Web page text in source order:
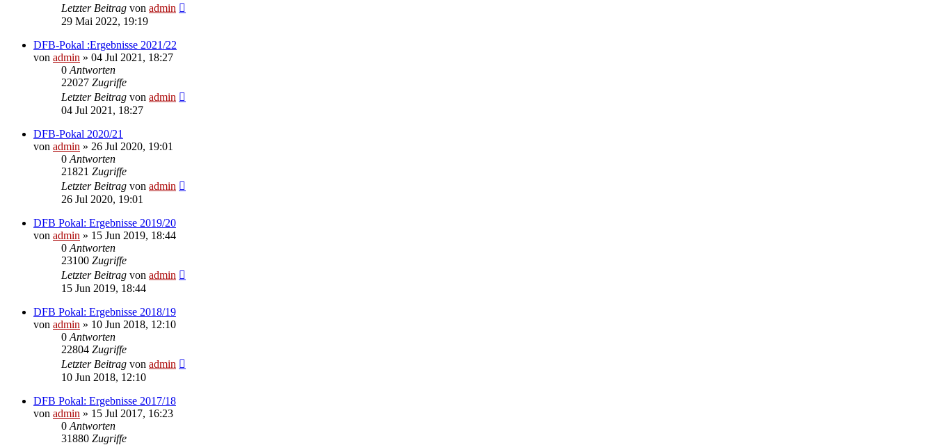
Letzter Beitrag von admin
29 Mai 2022, 19:19
DFB-Pokal :Ergebnisse 2021/22
von admin » 04 Jul 2021, 18:27
0 Antworten
22027 Zugriffe
Letzter Beitrag von admin
04 Jul 2021, 18:27
DFB-Pokal 2020/21
von admin » 26 Jul 2020, 19:01
0 Antworten
21821 Zugriffe
Letzter Beitrag von admin
26 Jul 2020, 19:01
DFB Pokal: Ergebnisse 2019/20
von admin » 15 Jun 2019, 18:44
0 Antworten
23100 Zugriffe
Letzter Beitrag von admin
15 Jun 2019, 18:44
DFB Pokal: Ergebnisse 2018/19
von admin » 10 Jun 2018, 12:10
0 Antworten
22804 Zugriffe
Letzter Beitrag von admin
10 Jun 2018, 12:10
DFB Pokal: Ergebnisse 2017/18
von admin » 15 Jul 2017, 16:23
0 Antworten
31880 Zugriffe